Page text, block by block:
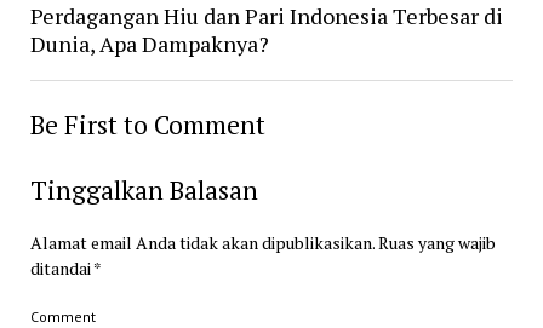
Perdagangan Hiu dan Pari Indonesia Terbesar di
Dunia, Apa Dampaknya?
Be First to Comment
Tinggalkan Balasan
Alamat email Anda tidak akan dipublikasikan.Ruas yang wajib
ditandai*
Comment